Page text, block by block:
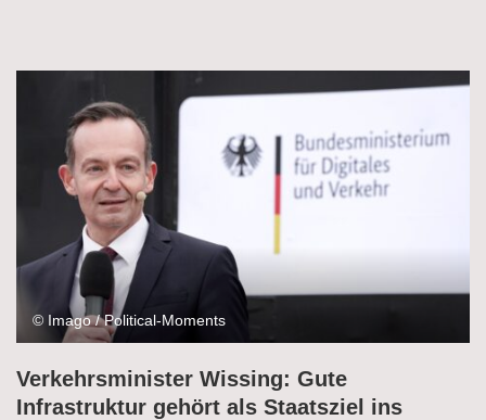
© Imago / Political-Moments
Verkehrsminister Wissing: Gute
Infrastruktur gehört als Staatsziel ins